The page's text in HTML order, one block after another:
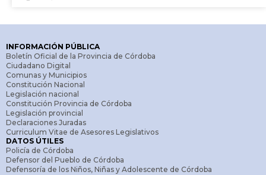
INFORMACIÓN PÚBLICA
Boletín Oficial de la Provincia de Córdoba
Ciudadano Digital
Comunas y Municipios
Constitución Nacional
Legislación nacional
Constitución Provincia de Córdoba
Legislación provincial
Declaraciones Juradas
Curriculum Vitae de Asesores Legislativos
DATOS ÚTILES
Policía de Córdoba
Defensor del Pueblo de Córdoba
Defensoría de los Niños, Niñas y Adolescente de Córdoba